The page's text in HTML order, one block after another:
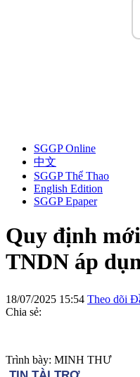
SGGP Online
中文
SGGP Thể Thao
English Edition
SGGP Epaper
Quy định
TNDN áp
18/07/2025 15:54 Theo dõi
Chia sẻ:
Trình bày: MINH THƯ